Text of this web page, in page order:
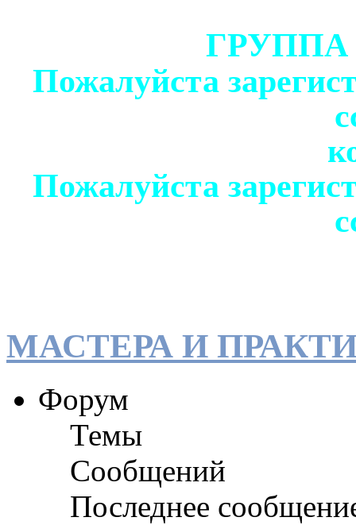
Пожалуйста
Пожалуйста
МАСТЕРА И
Форум
Темы
Сообщений
Последнее